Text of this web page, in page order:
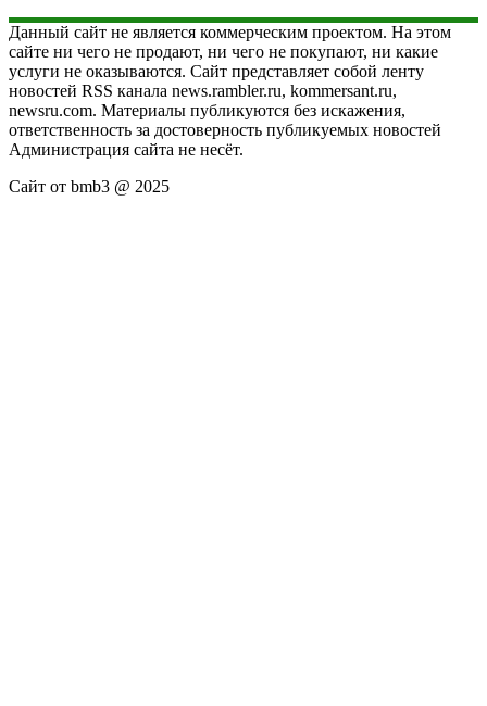
Данный сайт не является коммерческим проектом. На этом
сайте ни чего не продают, ни чего не покупают, ни какие
услуги не оказываются. Сайт представляет собой ленту
новостей RSS канала news.rambler.ru, kommersant.ru,
newsru.com. Материалы публикуются без искажения,
ответственность за достоверность публикуемых новостей
Администрация сайта не несёт.
Сайт от bmb3 @ 2025